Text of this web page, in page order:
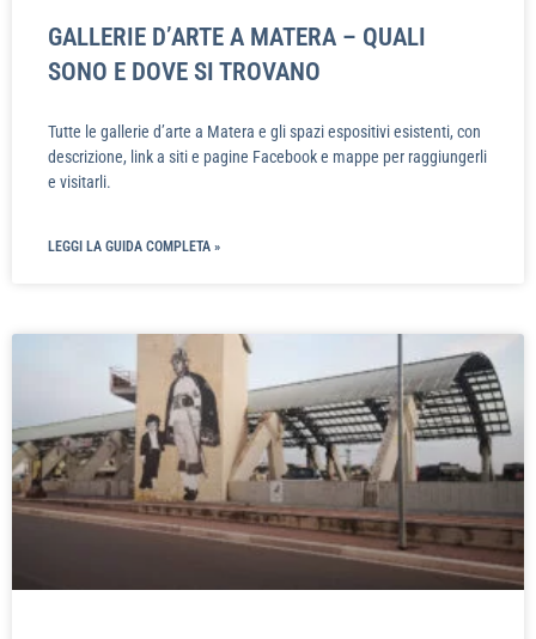
GALLERIE D’ARTE A MATERA – QUALI
SONO E DOVE SI TROVANO
Tutte le gallerie d’arte a Matera e gli spazi espositivi esistenti, con
descrizione, link a siti e pagine Facebook e mappe per raggiungerli
e visitarli.
LEGGI LA GUIDA COMPLETA »